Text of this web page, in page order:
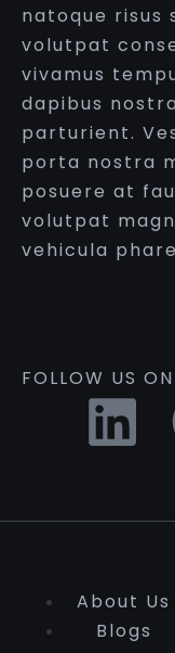
natoque risus
volutpat
vivamus
dapibus
parturient.
porta nostra
posuere at
volutpat
vehicula
FOLLOW US ON
About Us
Blogs